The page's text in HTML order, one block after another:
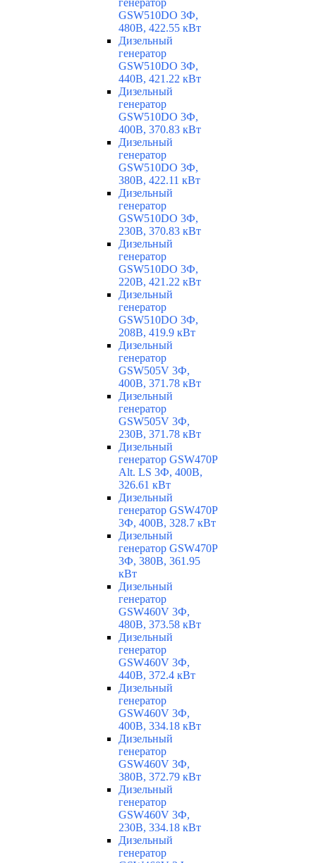
генератор
GSW510DO 3Ф,
480В, 422.55 кВт
Дизельный
генератор
GSW510DO 3Ф,
440В, 421.22 кВт
Дизельный
генератор
GSW510DO 3Ф,
400В, 370.83 кВт
Дизельный
генератор
GSW510DO 3Ф,
380В, 422.11 кВт
Дизельный
генератор
GSW510DO 3Ф,
230В, 370.83 кВт
Дизельный
генератор
GSW510DO 3Ф,
220В, 421.22 кВт
Дизельный
генератор
GSW510DO 3Ф,
208В, 419.9 кВт
Дизельный
генератор
GSW505V 3Ф,
400В, 371.78 кВт
Дизельный
генератор
GSW505V 3Ф,
230В, 371.78 кВт
Дизельный
генератор GSW470P
Alt. LS 3Ф, 400В,
326.61 кВт
Дизельный
генератор GSW470P
3Ф, 400В, 328.7 кВт
Дизельный
генератор GSW470P
3Ф, 380В, 361.95
кВт
Дизельный
генератор
GSW460V 3Ф,
480В, 373.58 кВт
Дизельный
генератор
GSW460V 3Ф,
440В, 372.4 кВт
Дизельный
генератор
GSW460V 3Ф,
400В, 334.18 кВт
Дизельный
генератор
GSW460V 3Ф,
380В, 372.79 кВт
Дизельный
генератор
GSW460V 3Ф,
230В, 334.18 кВт
Дизельный
генератор